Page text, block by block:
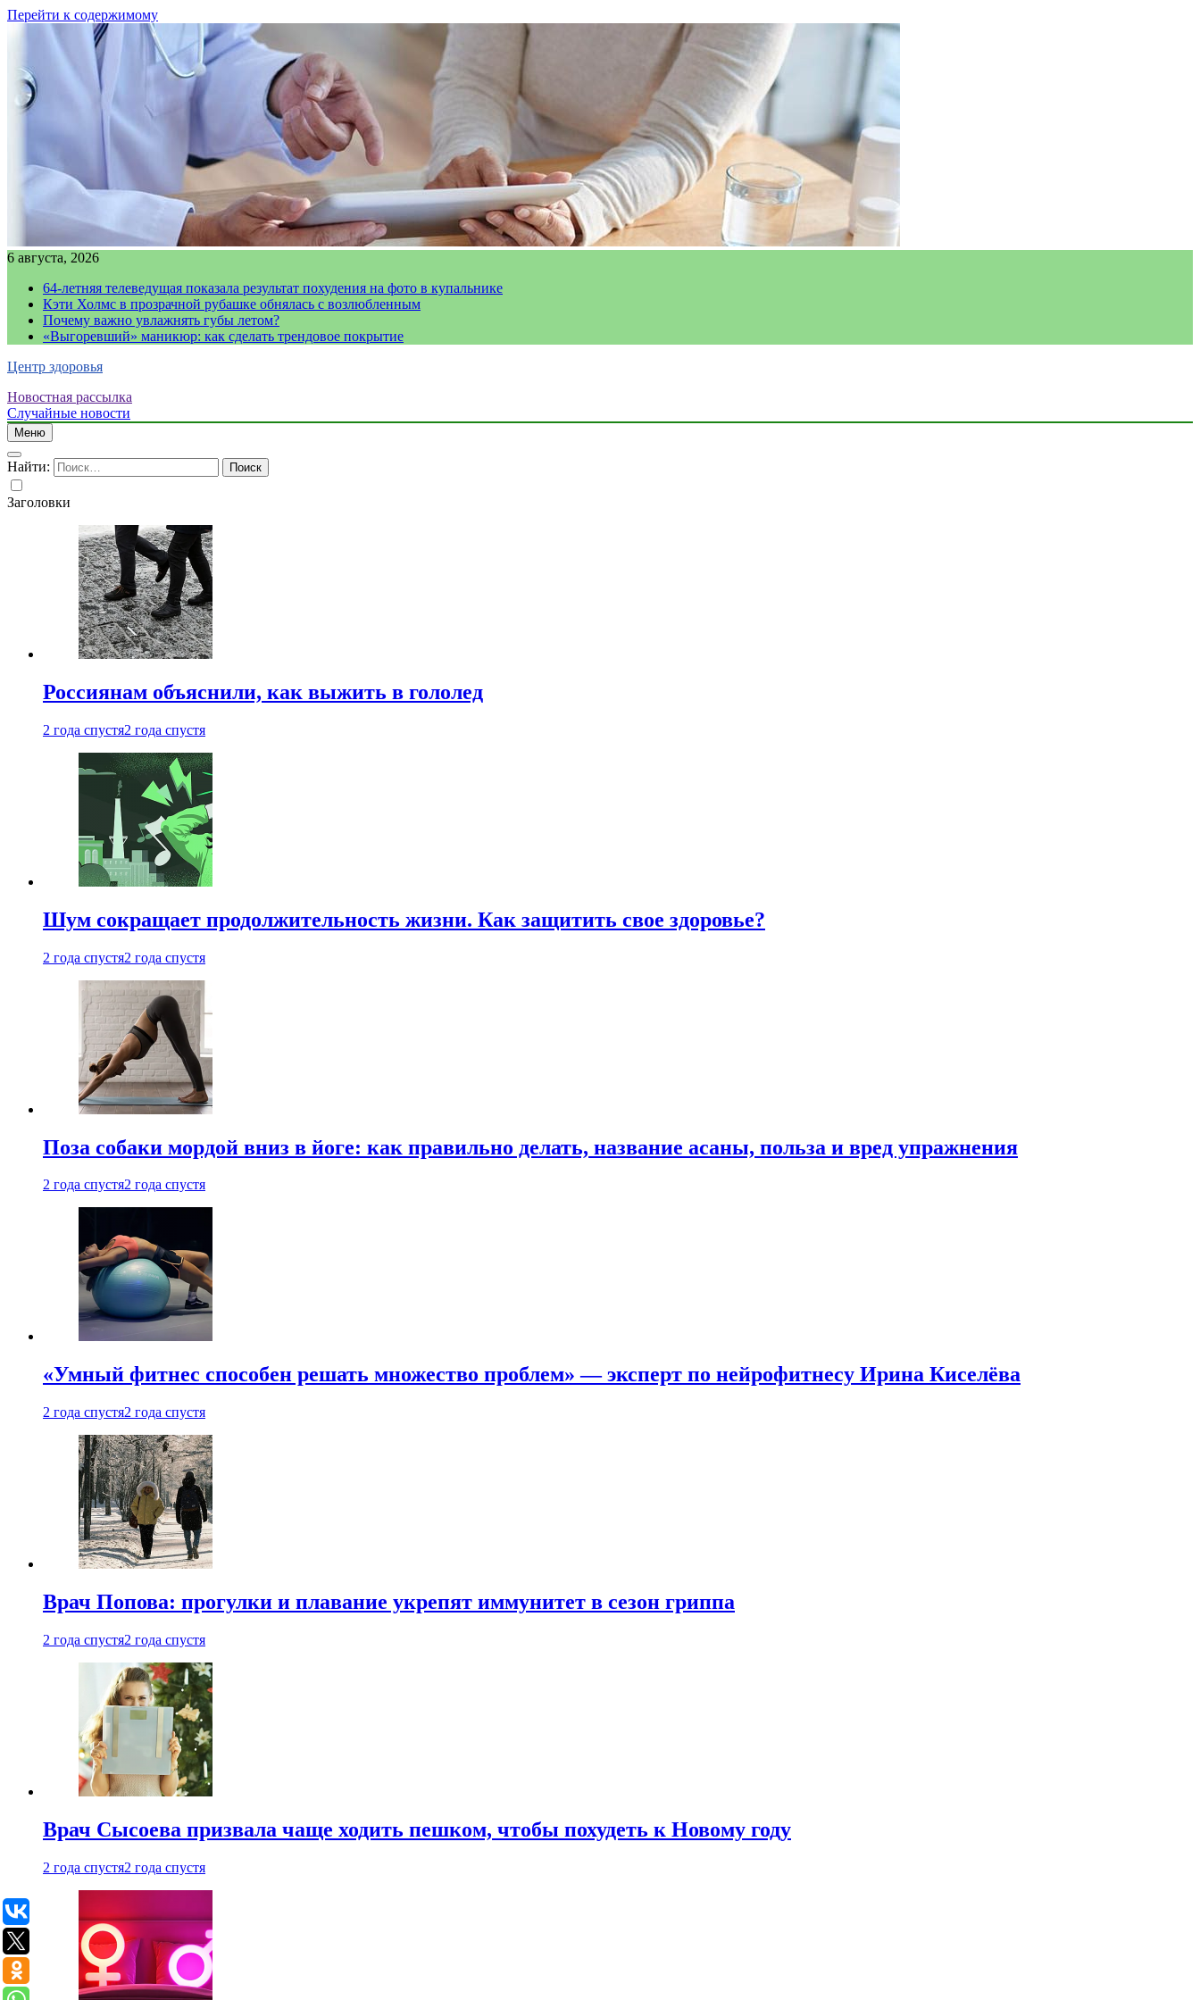
Перейти к содержимому
6 августа, 2026
64-летняя телеведущая показала результат похудения на фото в купальнике
Кэти Холмс в прозрачной рубашке обнялась с возлюбленным
Почему важно увлажнять губы летом?
«Выгоревший» маникюр: как сделать трендовое покрытие
Центр здоровья
Новостная рассылка
Случайные новости
Меню
Найти:
Заголовки
Россиянам объяснили, как выжить в гололед
2 года спустя2 года спустя
Шум сокращает продолжительность жизни. Как защитить свое здоровье?
2 года спустя2 года спустя
Поза собаки мордой вниз в йоге: как правильно делать, название асаны, польза и вред упражнения
2 года спустя2 года спустя
«Умный фитнес способен решать множество проблем» — эксперт по нейрофитнесу Ирина Киселёва
2 года спустя2 года спустя
Врач Попова: прогулки и плавание укрепят иммунитет в сезон гриппа
2 года спустя2 года спустя
Врач Сысоева призвала чаще ходить пешком, чтобы похудеть к Новому году
2 года спустя2 года спустя